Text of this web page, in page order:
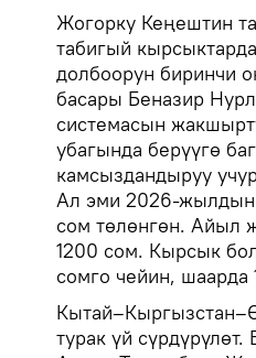
Жогорку Кеңештин
табигый
долбоорун биринчи
басары Беназир
системасын
убагында берүүгө
камсыздандыруу
Ал эми 2026-жылдын
сом төлөнгөн. Айыл
1200 сом. Кырсык
сомго чейин, шаарда
турак үй